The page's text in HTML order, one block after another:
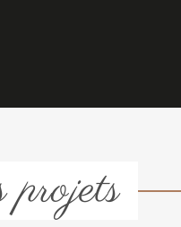
projets